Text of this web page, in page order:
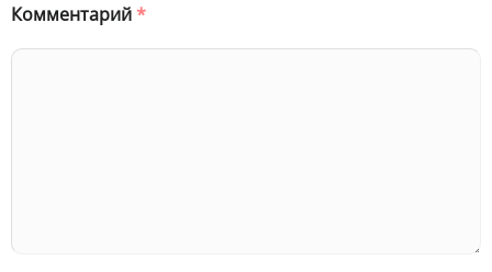
Комментарий*